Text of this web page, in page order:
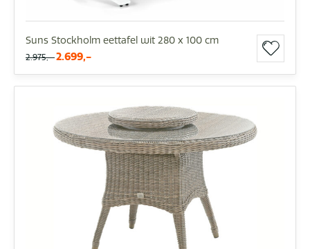
Suns Stockholm eettafel wit 280 x 100 cm
2.975,- 2.699,-